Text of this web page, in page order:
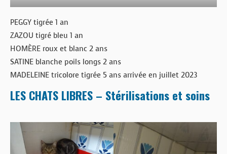
PEGGY tigrée 1 an
ZAZOU tigré bleu 1 an
HOMÈRE roux et blanc 2 ans
SATINE blanche poils longs 2 ans
MADELEINE tricolore tigrée 5 ans arrivée en juillet 2023
LES CHATS LIBRES – Stérilisations et soins